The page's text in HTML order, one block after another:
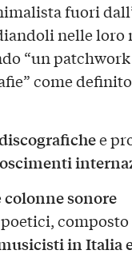
fuori
nelle loro
“un
come
e
colonne sonore
in Italia